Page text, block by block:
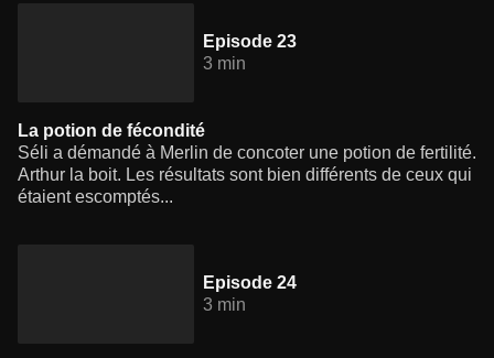
Episode 23
3 min
La potion de fécondité
Séli a démandé à Merlin de concoter une potion de fertilité.
Arthur la boit. Les résultats sont bien différents de ceux qui
étaient escomptés...
Episode 24
3 min